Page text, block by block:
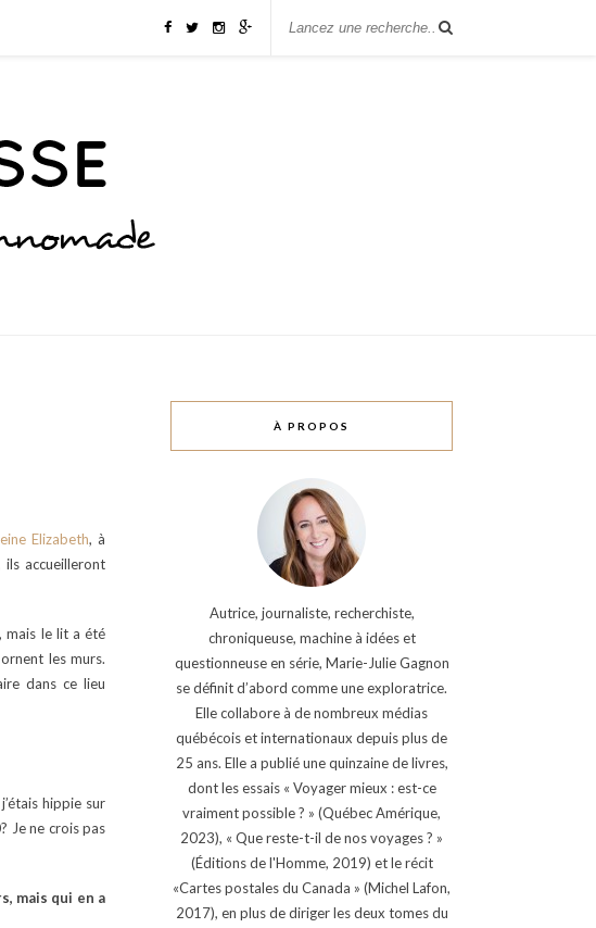
Elizabeth, à
accueilleront
mais le lit a été
les murs.
dans ce lieu
hippie sur
Je ne crois pas
mais qui en a
À PROPOS
Autrice, journaliste, recherchiste,
chroniqueuse, machine à idées et
questionneuse en série, Marie-Julie Gagnon
se définit d’abord comme une exploratrice.
Elle collabore à de nombreux médias
québécois et internationaux depuis plus de
25 ans. Elle a publié une quinzaine de livres,
dont les essais « Voyager mieux : est-ce
vraiment possible ? » (Québec Amérique,
2023), « Que reste-t-il de nos voyages ? »
(Éditions de l'Homme, 2019) et le récit
«Cartes postales du Canada » (Michel Lafon,
2017), en plus de diriger les deux tomes du